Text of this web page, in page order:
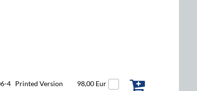
4 Printed Version
98,00 Eur